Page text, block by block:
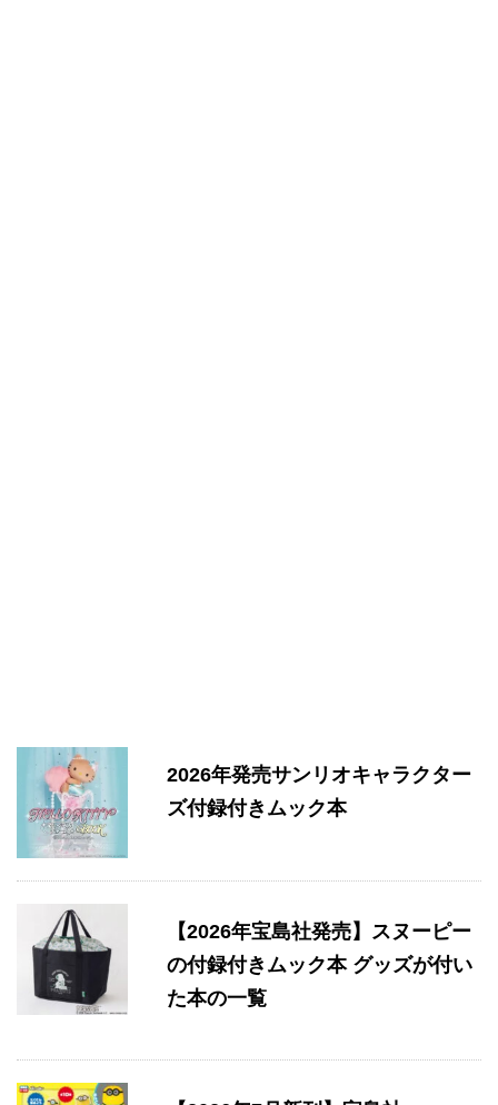
2026年発売サンリオキャラクター
ズ付録付きムック本
【2026年宝島社発売】スヌーピー
の付録付きムック本 グッズが付い
た本の一覧